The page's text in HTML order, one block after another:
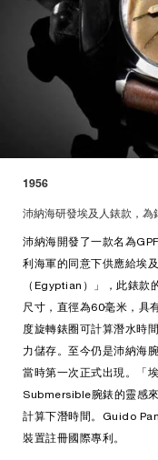
1956
沛納海研發埃及人錶款，為
沛納海開發了一款名為
利海軍的同意下供應給埃
（Egyptian）」，此錶款
尺寸，直徑為60毫米，具
度旋轉錶圈可計算潛水時
力儲存。至今仍是沛納海
當時第一次正式出現。「
Submersible腕錶的靈感
計算下潛時間。Guido
裝置註冊國際專利。